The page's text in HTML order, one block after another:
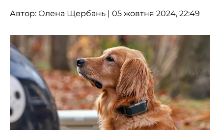
Автор: Олена Щербань | 05 жовтня 2024, 22:49